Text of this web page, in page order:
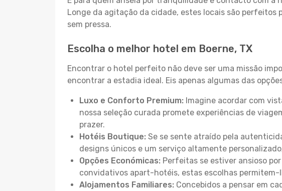
Longe da agitação da cidade, estes locais são
sem pressa.
Escolha o melhor hotel em Boerne, TX
Encontrar o hotel perfeito não deve ser uma missão
encontrar a estadia ideal. Eis apenas algumas das
Luxo e Conforto Premium: Imagine acordar com
nossa seleção curada promete experiências de
prazer.
Hotéis Boutique: Se se sente atraído pela
designs únicos e um serviço altamente
Opções Económicas: Perfeitas se estiver ansioso
convidativos apart-hotéis, estas escolhas permitem-
Alojamentos Familiares: Concebidos a pensar em